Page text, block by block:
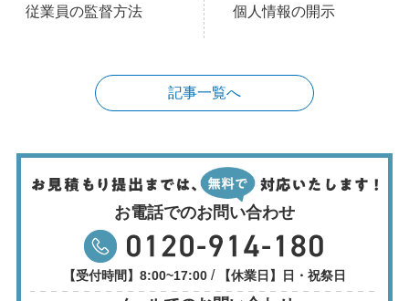
従業員の監督方法 個人情報の開示
記事一覧へ
お電話でのお問い合わせ
【受付時間】8:00~17:00 / 【休業日】日・祝祭日